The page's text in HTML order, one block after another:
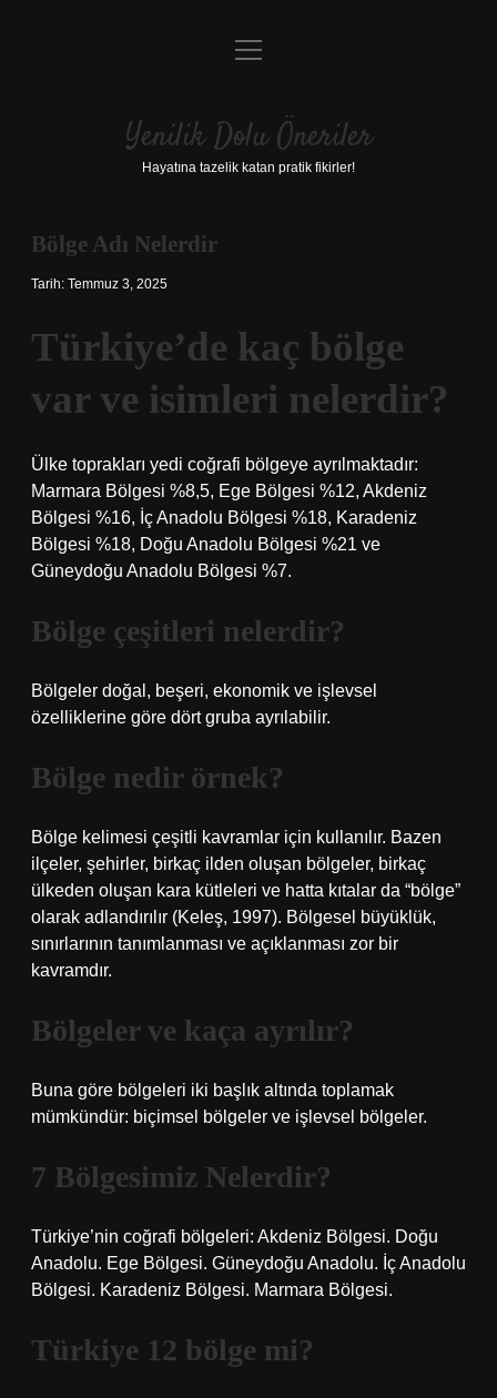
Anasayfa
Yasal Uyarı
menüyü
Yenilik Dolu Öneriler
Hayatına tazelik katan pratik fikirler!
Bölge Adı Nelerdir
Tarih: Temmuz 3, 2025
Türkiye’de kaç bölge
var ve isimleri nelerdir?
Ülke toprakları yedi coğrafi bölgeye ayrılmaktadır:
Marmara Bölgesi %8,5, Ege Bölgesi %12, Akdeniz
Bölgesi %16, İç Anadolu Bölgesi %18, Karadeniz
Bölgesi %18, Doğu Anadolu Bölgesi %21 ve
Güneydoğu Anadolu Bölgesi %7.
Bölge çeşitleri nelerdir?
Bölgeler doğal, beşeri, ekonomik ve işlevsel
özelliklerine göre dört gruba ayrılabilir.
Bölge nedir örnek?
Bölge kelimesi çeşitli kavramlar için kullanılır. Bazen
ilçeler, şehirler, birkaç ilden oluşan bölgeler, birkaç
ülkeden oluşan kara kütleleri ve hatta kıtalar da “bölge”
olarak adlandırılır (Keleş, 1997). Bölgesel büyüklük,
sınırlarının tanımlanması ve açıklanması zor bir
kavramdır.
Bölgeler ve kaça ayrılır?
Buna göre bölgeleri iki başlık altında toplamak
mümkündür: biçimsel bölgeler ve işlevsel bölgeler.
7 Bölgesimiz Nelerdir?
Türkiye’nin coğrafi bölgeleri: Akdeniz Bölgesi. Doğu
Anadolu. Ege Bölgesi. Güneydoğu Anadolu. İç Anadolu
Bölgesi. Karadeniz Bölgesi. Marmara Bölgesi.
Türkiye 12 bölge mi?